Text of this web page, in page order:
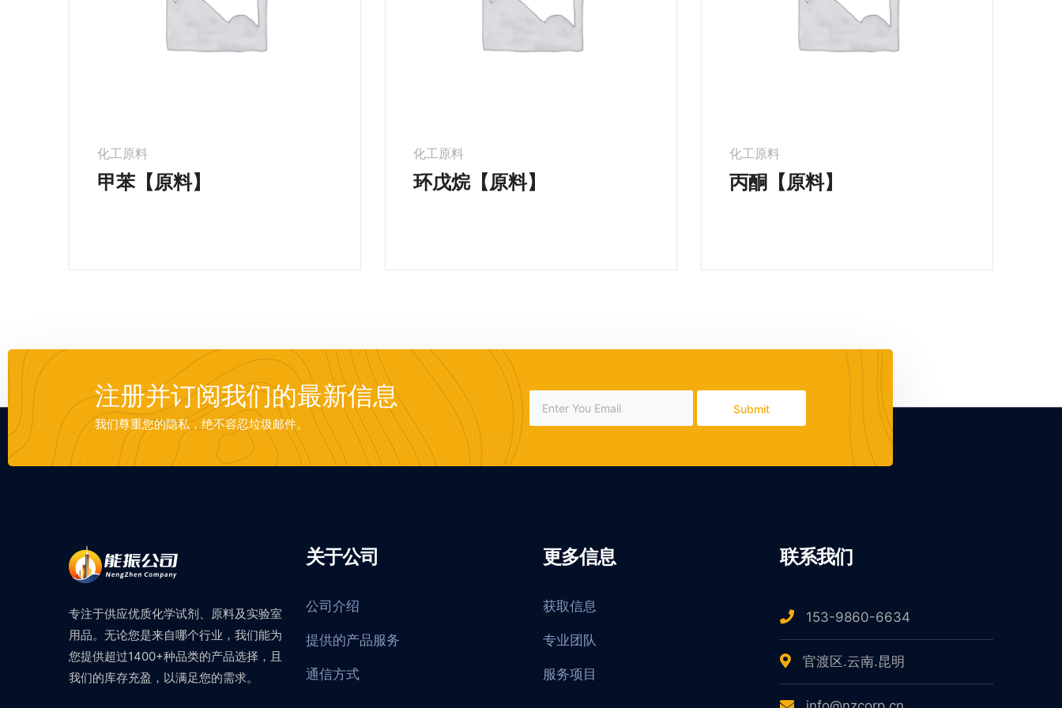
化工原料
甲苯【原料】
化工原料
环戊烷【原料】
化工原料
丙酮【原料】
注册并订阅我们的最新信息
我们尊重您的隐私，绝不容忍垃圾邮件。
Submit
专注于供应优质化学试剂、原料及实验室
用品。无论您是来自哪个行业，我们能为
您提供超过1400+种品类的产品选择，且
我们的库存充盈，以满足您的需求。
关于公司
公司介绍
提供的产品服务
通信方式
更多信息
获取信息
专业团队
服务项目
联系我们
153-9860-6634
官渡区.云南.昆明